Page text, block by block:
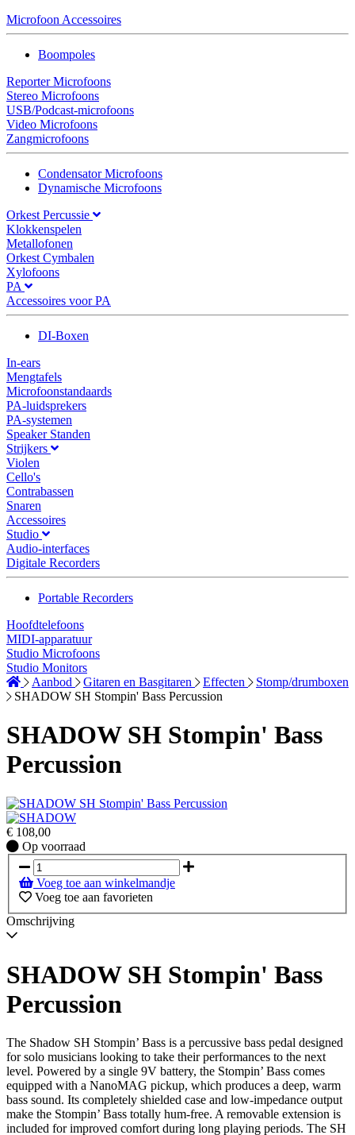
Microfoon Accessoires
Boompoles
Reporter Microfoons
Stereo Microfoons
USB/Podcast-microfoons
Video Microfoons
Zangmicrofoons
Condensator Microfoons
Dynamische Microfoons
Orkest Percussie
Klokkenspelen
Metallofonen
Orkest Cymbalen
Xylofoons
PA
Accessoires voor PA
DI-Boxen
In-ears
Mengtafels
Microfoonstandaards
PA-luidsprekers
PA-systemen
Speaker Standen
Strijkers
Violen
Cello's
Contrabassen
Snaren
Accessoires
Studio
Audio-interfaces
Digitale Recorders
Portable Recorders
Hoofdtelefoons
MIDI-apparatuur
Studio Microfoons
Studio Monitors
Aanbod
Gitaren en Basgitaren Effecten
Stomp/drumboxen
SHADOW SH Stompin' Bass Percussion
SHADOW SH Stompin' Bass
Percussion
€ 108,00
Op
voorraad
Op voorraad
Voeg toe aan winkelmandje
Voeg toe aan favorieten
Omschrijving
SHADOW SH Stompin' Bass
Percussion
The Shadow SH Stompin’ Bass is a percussive bass pedal designed
for solo musicians looking to take their performances to the next
level. Powered by a single 9V battery, the Stompin’ Bass comes
equipped with a NanoMAG pickup, which produces a deep, warm
bass sound. Its completely shielded case and low-impedance output
make the Stompin’ Bass totally hum-free. A removable extension is
included for improved comfort during long playing periods. The SH